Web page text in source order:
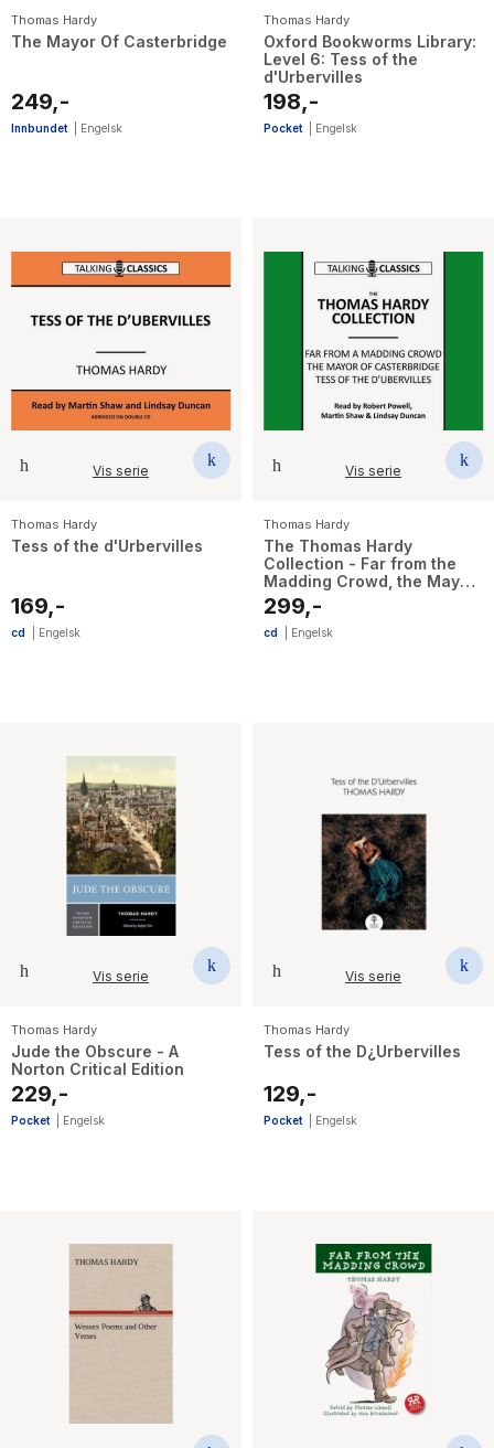
Thomas Hardy
The Mayor Of Casterbridge
249,-
Innbundet Engelsk
Thomas Hardy
Oxford Bookworms Library:
Level 6: Tess of the
d'Urbervilles
198,-
Pocket Engelsk
Vis serie
Thomas Hardy
Tess of the d'Urbervilles
169,-
cd Engelsk
Vis serie
Thomas Hardy
The Thomas Hardy
Collection - Far from the
Madding Crowd, the Mayor
of Casterbridge & Tess of
the d'Urbervilles
299,-
cd Engelsk
Vis serie
Thomas Hardy
Jude the Obscure - A
Norton Critical Edition
229,-
Pocket Engelsk
Vis serie
Thomas Hardy
Tess of the D¿Urbervilles
129,-
Pocket Engelsk